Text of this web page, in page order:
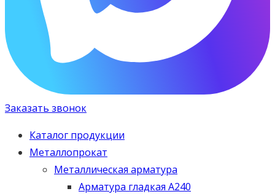
Заказать звонок
Каталог продукции
Металлопрокат
Металлическая арматура
Арматура гладкая А240